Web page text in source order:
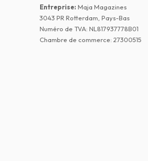
Entreprise: Maja Magazines
3043 PR Rotterdam, Pays-Bas
Numéro de TVA: NL817937778B01
Chambre de commerce: 27300515